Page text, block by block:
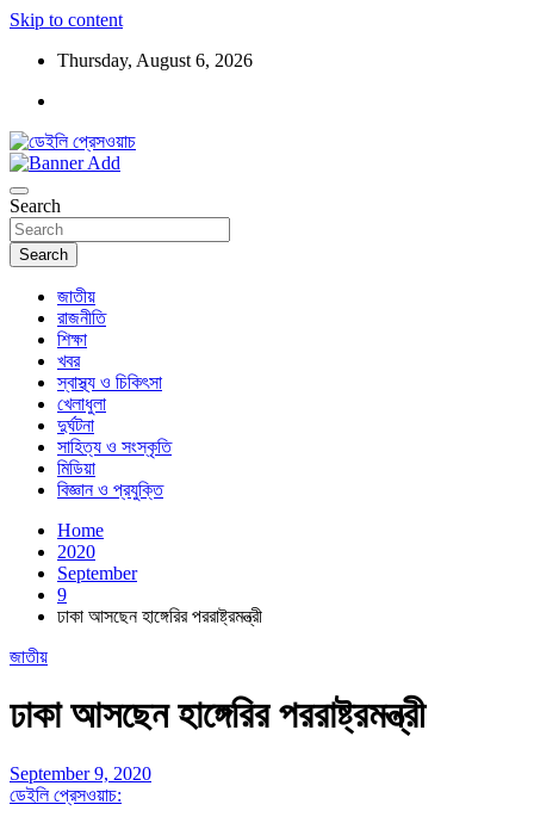
Skip to content
Thursday, August 6, 2026
ডেইলি প্রেসওয়াচ
Search
Search
জাতীয়
রাজনীতি
শিক্ষা
খবর
স্বাস্থ্য ও চিকিৎসা
খেলাধুলা
দুর্ঘটনা
সাহিত্য ও সংস্কৃতি
মিডিয়া
বিজ্ঞান ও প্রযুক্তি
Home
2020
September
9
ঢাকা আসছেন হাঙ্গেরির পররাষ্ট্রমন্ত্রী
জাতীয়
ঢাকা আসছেন হাঙ্গেরির পররাষ্ট্রমন্ত্রী
September 9, 2020
ডেইলি প্রেসওয়াচ: